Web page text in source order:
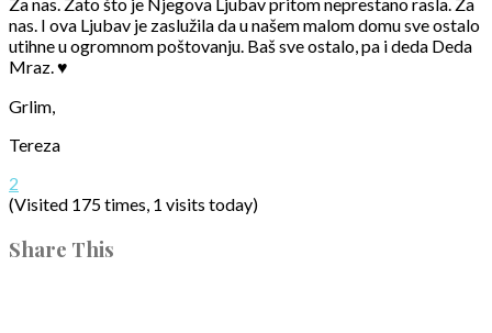
nas. I ova Ljubav je zaslužila da u našem malom domu sve ostalo
utihne u ogromnom poštovanju. Baš sve ostalo, pa i deda Deda
Mraz. ♥
Grlim,
Tereza
2
(Visited 175 times, 1 visits today)
Share This